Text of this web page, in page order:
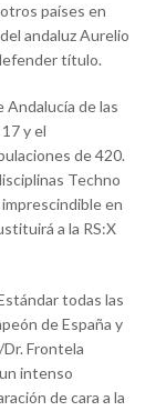
países en
andaluz Aurelio
título.
Andalucía de las
y el
de 420.
Techno
en
a la RS:X
todas las
de España y
Frontela
intenso
de cara a la